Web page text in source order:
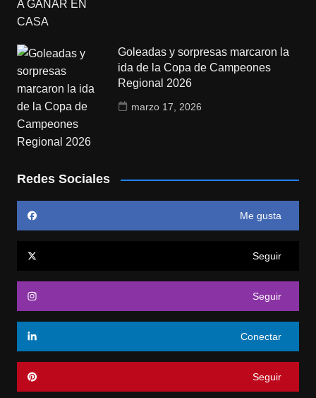
Goleadas y sorpresas marcaron la
ida de la Copa de Campeones
Regional 2026
marzo 17, 2026
Redes Sociales
Me gusta
Seguir
Seguir
Conectar
Seguir